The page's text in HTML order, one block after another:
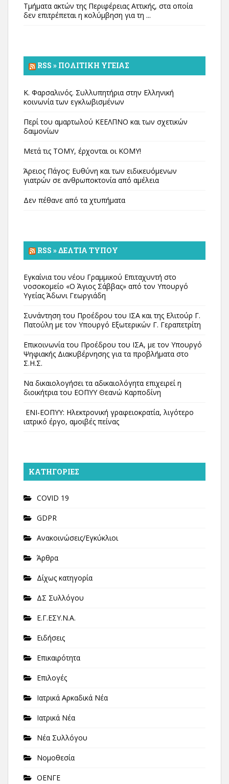
Τμήματα ακτών της Περιφέρειας Αττικής, στα οποία
δεν επιτρέπεται η κολύμβηση για τη ...
RSS » ΠΟΛΙΤΙΚΉ ΥΓΕΊΑΣ
Κ. Φαρσαλινός. Συλλυπητήρια στην Ελληνική
κοινωνία των εγκλωβισμένων
Περί του αμαρτωλού ΚΕΕΛΠΝΟ και των σχετικών
δαιμονίων
Μετά τις ΤΟΜΥ, έρχονται οι ΚΟΜΥ!
Άρειος Πάγος: Ευθύνη και των ειδικευόμενων
γιατρών σε ανθρωποκτονία από αμέλεια
Δεν πέθανε από τα χτυπήματα
RSS » ΔΕΛΤΊΑ ΤΎΠΟΥ
Εγκαίνια του νέου Γραμμικού Επιταχυντή στο
νοσοκομείο «Ο Άγιος Σάββας» από τον Υπουργό
Υγείας Άδωνι Γεωργιάδη
Συνάντηση του Προέδρου του ΙΣΑ και της Ελιτούρ Γ.
Πατούλη με τον Υπουργό Εξωτερικών Γ. Γεραπετρίτη
Επικοινωνία του Προέδρου του ΙΣΑ, με τον Υπουργό
Ψηφιακής Διακυβέρνησης για τα προβλήματα στο
Σ.Η.Σ.
Να δικαιολογήσει τα αδικαιολόγητα επιχειρεί η
διοικήτρια του ΕΟΠΥΥ Θεανώ Καρποδίνη
ΕΝΙ-ΕΟΠΥΥ: Ηλεκτρονική γραφειοκρατία, λιγότερο
ιατρικό έργο, αμοιβές πείνας
KΑΤΗΓΟΡΊΕΣ
COVID 19
GDPR
Ανακοινώσεις/Εγκύκλιοι
Άρθρα
Δίχως κατηγορία
ΔΣ Συλλόγου
Ε.Γ.ΕΣΥ.Ν.Α.
Ειδήσεις
Επικαιρότητα
Επιλογές
Ιατρικά Αρκαδικά Νέα
Ιατρικά Νέα
Νέα Συλλόγου
Νομοθεσία
ΟΕΝΓΕ